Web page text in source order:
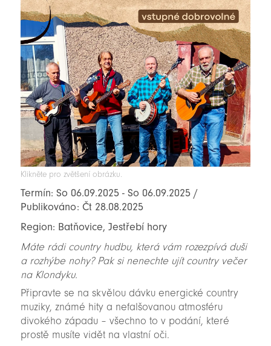
Klikněte pro zvětšení obrázku.
Termín: So 06.09.2025 - So 06.09.2025 /
Publikováno: Čt 28.08.2025
Region: Batňovice, Jestřebí hory
Máte rádi country hudbu, která vám rozezpívá duši
a rozhýbe nohy? Pak si nenechte ujít country večer
na Klondyku.
Připravte se na skvělou dávku energické country
muziky, známé hity a nefalšovanou atmosféru
divokého západu – všechno to v podání, které
prostě musíte vidět na vlastní oči.